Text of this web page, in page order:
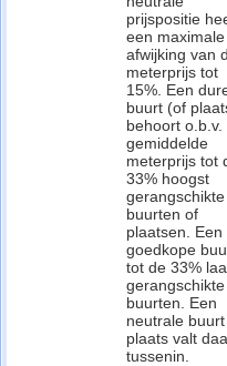
prijspositie
een maximale
afwijking van
meterprijs tot
15%. Een
buurt (of
behoort o.b.v.
gemiddelde
meterprijs tot
33% hoogst
gerangschikte
buurten of
plaatsen. Een
goedkope
tot de 33%
gerangschikte
buurten. Een
neutrale
plaats valt
tussenin.